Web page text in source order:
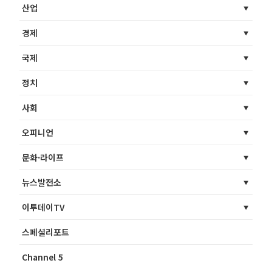
산업
경제
국제
정치
사회
오피니언
문화·라이프
뉴스발전소
이투데이TV
스페셜리포트
Channel 5